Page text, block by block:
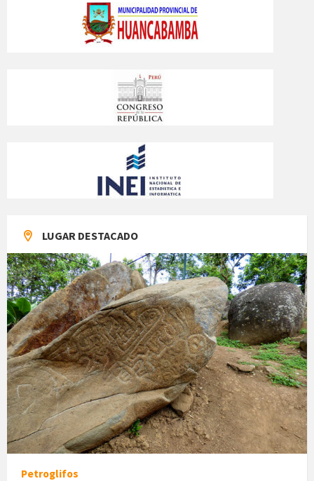
LUGAR DESTACADO
Petroglifos